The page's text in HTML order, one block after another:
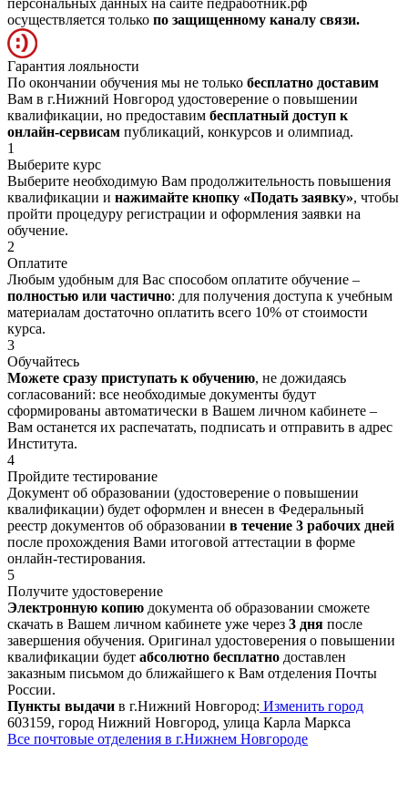
осуществляется только по защищенному каналу связи.
Гарантия лояльности
По окончании обучения мы не только бесплатно доставим
Вам в г.Нижний Новгород удостоверение о повышении
квалификации, но предоставим бесплатный доступ к
онлайн-сервисам публикаций, конкурсов и олимпиад.
1
Выберите курс
Выберите необходимую Вам продолжительность повышения
квалификации и нажимайте кнопку «Подать заявку», чтобы
пройти процедуру регистрации и оформления заявки на
обучение.
2
Оплатите
Любым удобным для Вас способом оплатите обучение –
полностью или частично: для получения доступа к учебным
материалам достаточно оплатить всего 10% от стоимости
курса.
3
Обучайтесь
Можете сразу приступать к обучению, не дожидаясь
согласований: все необходимые документы будут
сформированы автоматически в Вашем личном кабинете –
Вам останется их распечатать, подписать и отправить в адрес
Института.
4
Пройдите тестирование
Документ об образовании (удостоверение о повышении
квалификации) будет оформлен и внесен в Федеральный
реестр документов об образовании в течение 3 рабочих дней
после прохождения Вами итоговой аттестации в форме
онлайн-тестирования.
5
Получите удостоверение
Электронную копию документа об образовании сможете
скачать в Вашем личном кабинете уже через 3 дня после
завершения обучения. Оригинал удостоверения о повышении
квалификации будет абсолютно бесплатно доставлен
заказным письмом до ближайшего к Вам отделения Почты
России.
Пункты выдачи в г.Нижний Новгород: Изменить город
603159, город Нижний Новгород, улица Карла Маркса
Все почтовые отделения в г.Нижнем Новгороде